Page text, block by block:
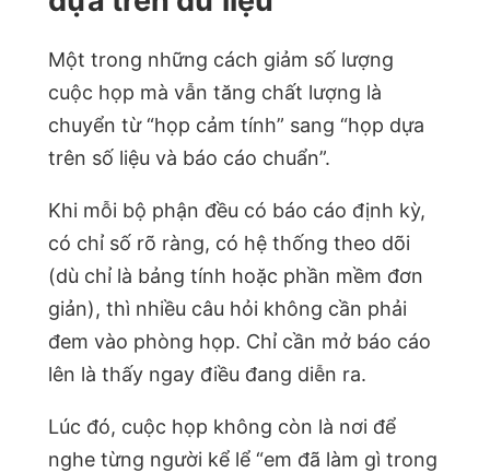
Một trong những cách giảm số lượng
cuộc họp mà vẫn tăng chất lượng là
chuyển từ “họp cảm tính” sang “họp dựa
trên số liệu và báo cáo chuẩn”.
Khi mỗi bộ phận đều có báo cáo định kỳ,
có chỉ số rõ ràng, có hệ thống theo dõi
(dù chỉ là bảng tính hoặc phần mềm đơn
giản), thì nhiều câu hỏi không cần phải
đem vào phòng họp. Chỉ cần mở báo cáo
lên là thấy ngay điều đang diễn ra.
Lúc đó, cuộc họp không còn là nơi để
nghe từng người kể lể “em đã làm gì trong